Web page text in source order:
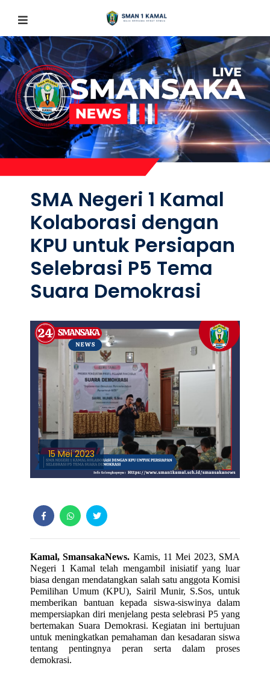
SMA Negeri 1 Kamal
Kolaborasi dengan
KPU untuk Persiapan
Selebrasi P5 Tema
Suara Demokrasi
15 Mei 2023
Kamal, SmansakaNews. Kamis, 11 Mei 2023, SMA
Negeri 1 Kamal telah mengambil inisiatif yang luar
biasa dengan mendatangkan salah satu anggota Komisi
Pemilihan Umum (KPU), Sairil Munir, S.Sos, untuk
memberikan bantuan kepada siswa-siswinya dalam
mempersiapkan diri menjelang pesta selebrasi P5 yang
bertemakan Suara Demokrasi. Kegiatan ini bertujuan
untuk meningkatkan pemahaman dan kesadaran siswa
tentang pentingnya peran serta dalam proses
demokrasi.